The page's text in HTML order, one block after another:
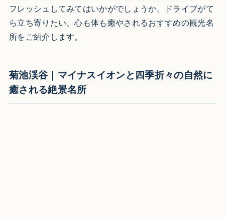
フレッシュしてみてはいかがでしょうか。ドライブがて
ら立ち寄りたい、心も体も癒やされるおすすめの観光名
所をご紹介します。
菊池渓谷｜マイナスイオンと四季折々の自然に
癒される絶景名所